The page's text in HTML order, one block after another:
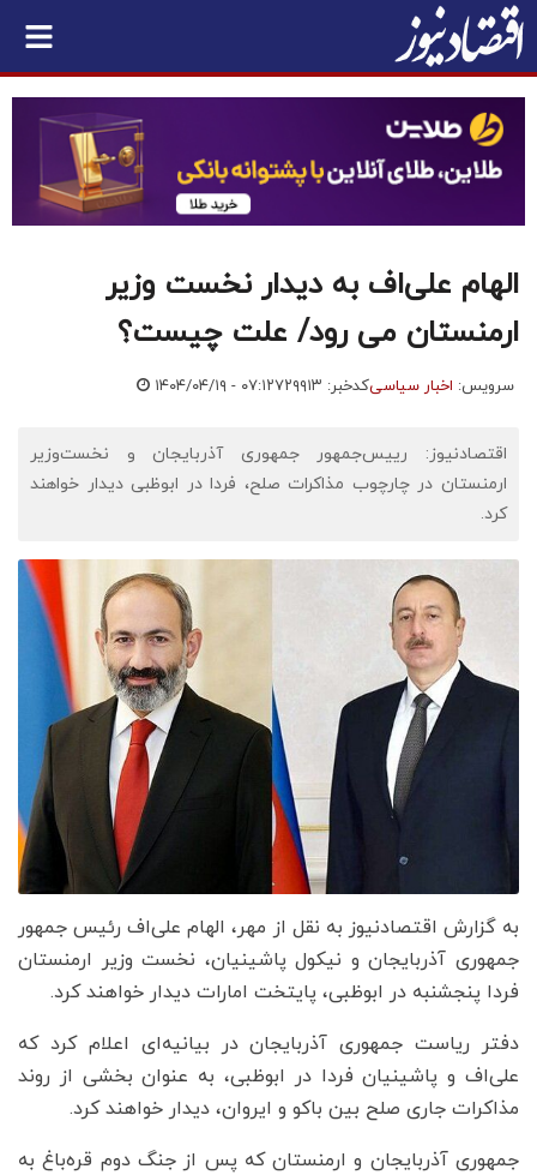
الهام علی‌اف به دیدار نخست وزیر
ارمنستان می رود/ علت چیست؟
سرویس: اخبار سیاسیکدخبر: ۷۲۹۹۱۳ ۱۴۰۴/۰۴/۱۹ - ۰۷:۱۲
اقتصادنیوز: رییس‌جمهور جمهوری آذربایجان و نخست‌وزیر
ارمنستان در چارچوب مذاکرات صلح، فردا در ابوظبی دیدار خواهند
کرد.
به گزارش اقتصادنیوز به نقل از مهر، الهام علی‌اف رئیس جمهور
جمهوری آذربایجان و نیکول پاشینیان، نخست وزیر ارمنستان
فردا پنجشنبه در ابوظبی، پایتخت امارات دیدار خواهند کرد.
دفتر ریاست جمهوری آذربایجان در بیانیه‌ای اعلام کرد که
علی‌اف و پاشینیان فردا در ابوظبی، به عنوان بخشی از روند
مذاکرات جاری صلح بین باکو و ایروان، دیدار خواهند کرد.
جمهوری آذربایجان و ارمنستان که پس از جنگ دوم قره‌باغ به